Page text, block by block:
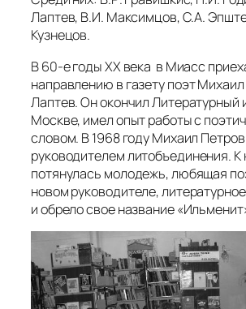
Лаптев, В.И. Максимцов, С.А.
Кузнецов.
В 60-е годы ХХ века в Миасс
направлению в газету поэт
Лаптев. Он окончил Литературный
Москве, имел опыт работы с
словом. В 1968 году Михаил
руководителем литобъединения. К
потянулась молодежь, любящая
новом руководителе,
и обрело свое название